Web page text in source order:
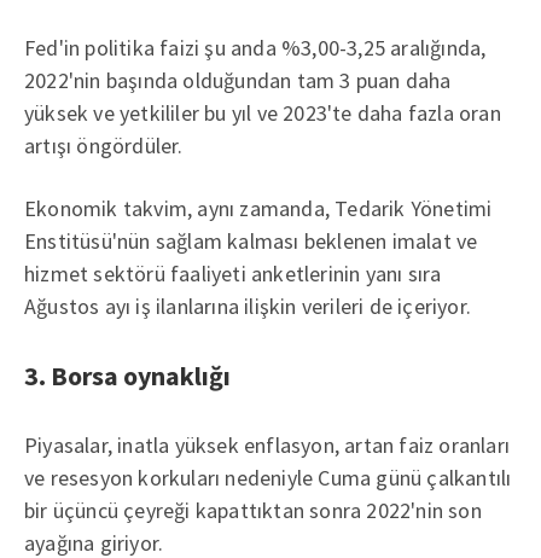
Fed'in politika faizi şu anda %3,00-3,25 aralığında,
2022'nin başında olduğundan tam 3 puan daha
yüksek ve yetkililer bu yıl ve 2023'te daha fazla oran
artışı öngördüler.
Ekonomik takvim, aynı zamanda, Tedarik Yönetimi
Enstitüsü'nün sağlam kalması beklenen imalat ve
hizmet sektörü faaliyeti anketlerinin yanı sıra
Ağustos ayı iş ilanlarına ilişkin verileri de içeriyor.
3. Borsa oynaklığı
Piyasalar, inatla yüksek enflasyon, artan faiz oranları
ve resesyon korkuları nedeniyle Cuma günü çalkantılı
bir üçüncü çeyreği kapattıktan sonra 2022'nin son
ayağına giriyor.